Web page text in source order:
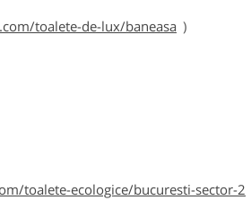
toalete-de-lux/baneasa )
toalete-ecologice/bucuresti-sector-2